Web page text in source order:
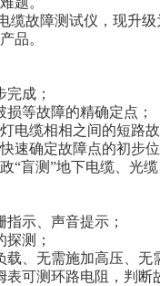
缆故障测试仪，现升
品。
成；
等故障的精确定点；
电缆相相之间的短路
速确定故障点的初步
“盲测”地下电缆、光
示、声音提示；
测；
、无需施加高压、无
表可测环路电阻，判断